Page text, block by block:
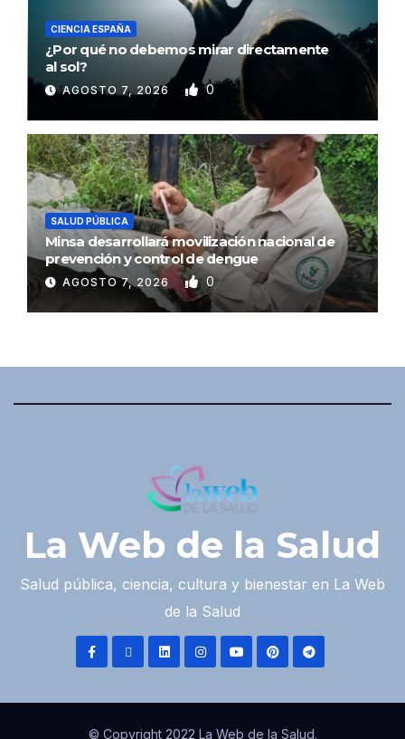
CIENCIA ESPAÑA
¿Por qué no debemos mirar directamente
al sol?
AGOSTO 7, 2026 0
SALUD PÚBLICA
Minsa desarrollará movilización nacional de
prevención y control de dengue
AGOSTO 7, 2026 0
La Web de la Salud
Salud pública, ciencia, cultura y bienestar en La Web
de la Salud
© Copyright 2022 La Web de la Salud.